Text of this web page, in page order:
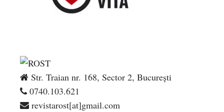
Str. Traian nr. 168, Sector 2, București
0740.103.621
revistarost[at]gmail.com